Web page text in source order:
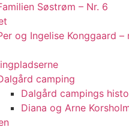
Søstrøm – Nr. 6
og Ingelise Konggaard –
camping
Dalgård campings
Diana og Arne